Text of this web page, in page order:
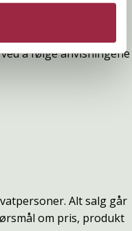
godkjent og
brann (D-s2,d0) ved
å følge anvisningene
Alt salg går
om pris, produkt